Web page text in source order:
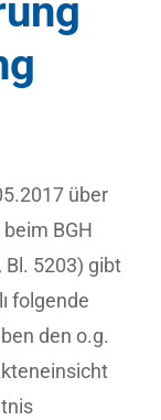
über
BGH
Bl. 5203) gibt
folgende
den o.g.